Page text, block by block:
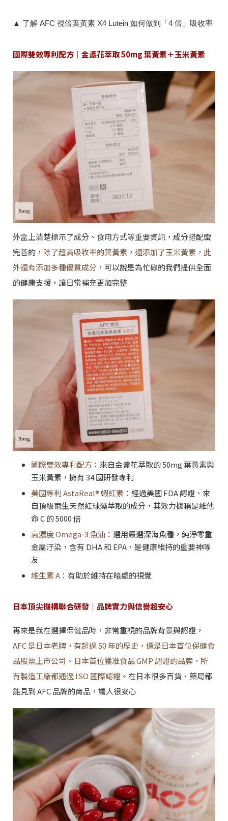
▲ 了解 AFC 視倍葉黃素 X4 Lutein 如何做到「4 倍」吸收率
國際雙效專利配方｜金盞花萃取 50mg 葉黃素＋玉米黃素
外盒上清楚標示了成分、食用方式等重要資訊，成分搭配蠻
完善的， 除了超高吸收率的葉黃素，還添加了玉米黃素，此
外還有添加多種優質成分 ，可以說是為忙碌的我們提供全面
的健康支援，讓日常補充更加完整
國際雙效專利配方 ：來自金盞花萃取的 50mg 葉黃素與
玉米黃素，擁有 34 國研發專利
美國專利 AstaReal® 蝦紅素 ：經過美國 FDA 認證、來
自頂級雨生天然紅球藻萃取的成分，其效力據稱是維他
命 C 的 5000 倍
高濃度 Omega-3 魚油 ：選用嚴選深海魚種，純淨零重
金屬汙染，含有 DHA 和 EPA，是健康維持的重要神隊
友
維生素 A ：有助於維持在暗處的視覺
日本頂尖機構聯合研發｜品牌實力與信譽超安心
再來是我在選擇保健品時，非常重視的品牌背景與認證，
AFC 是日本老牌，有超過 50 年的歷史，還是日本首位保健食
品股票上市公司、日本首位獲准食品 GMP 認證的品牌，所
有製造工廠都通過 ISO 國際認證。 在日本很多百貨、藥局都
能見到 AFC 品牌的商品，讓人很安心